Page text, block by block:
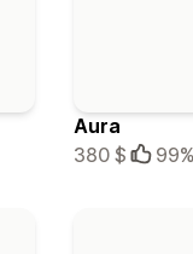
Aura
380 $
99%